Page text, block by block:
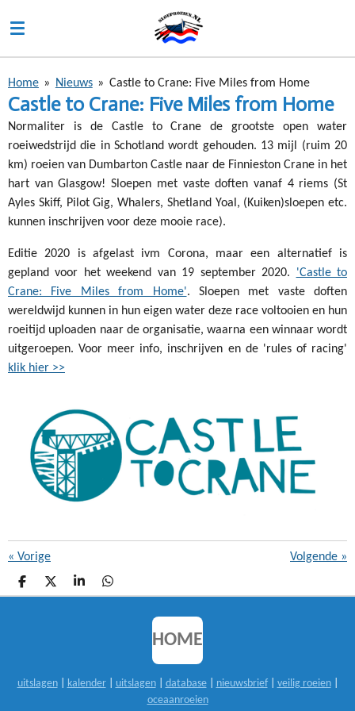
direct
naar
hoofdinhoud
Home » Nieuws » Castle to Crane: Five Miles from Home
Castle to Crane: Five Miles from Home
Normaliter is de Castle to Crane de grootste open water
roeiwedstrijd die in Schotland wordt gehouden. 13 mijl (ruim 20
km) roeien van Dumbarton Castle naar de Finnieston Crane in het
hart van Glasgow! Sloepen met vaste doften vanaf 4 riems (St
Ayles Skiff, Pilot Gig, Whalers, Shetland Yoal, (Kuiken)sloepen etc.
kunnen inschrijven voor deze mooie race).
Editie 2020 is afgelast ivm Corona, maar een alternatief is
gepland voor het weekend van 19 september 2020. 'Castle to
Crane: Five Miles from Home'. Sloepen met vaste doften
wereldwijd kunnen in hun eigen water deze race voltooien en hun
roeitijd uploaden naar de organisatie, waarna een winnaar wordt
uitgeroepen. Voor meer info, inschrijven en de 'rules of racing'
klik hier >>
« Vorige Volgende »
D
E
D
E
S
H
D
E
HOME
uitslagen| kalender| uitslagen| database| nieuwsbrief| veilig roeien|
oceaanroeien